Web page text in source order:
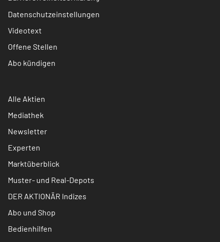
Datenschutzeinstellungen
Videotext
Offene Stellen
Abo kündigen
Alle Aktien
Mediathek
Newsletter
Experten
Marktüberblick
Muster- und Real-Depots
DER AKTIONÄR Indizes
Abo und Shop
Bedienhilfen